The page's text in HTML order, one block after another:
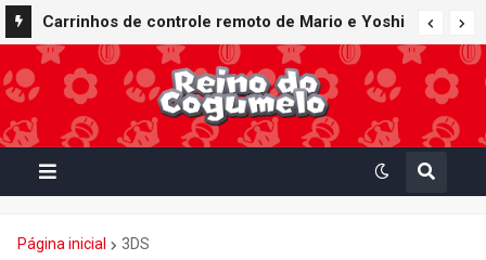
Carrinhos de controle remoto de Mario e Yoshi
inspirados em Mario Kart World são lançados
pela fabricante Kyosho Egg
Página inicial 3DS